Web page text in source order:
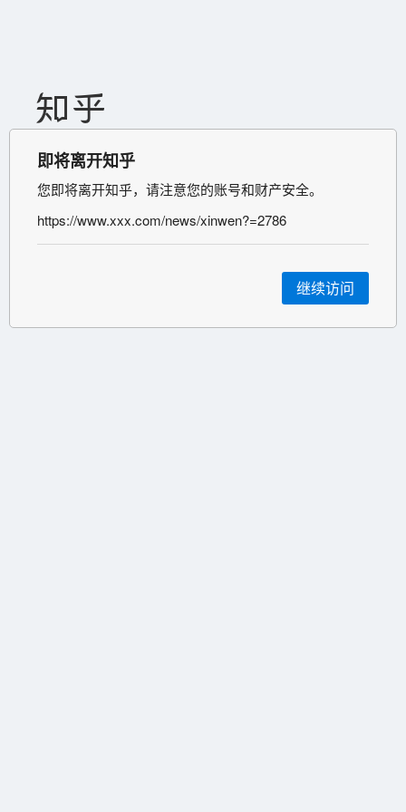
即将离开知乎
您即将离开知乎，请注意您的账号和财产安全。
https://www.xxx.com/news/xinwen?=2786
继续访问